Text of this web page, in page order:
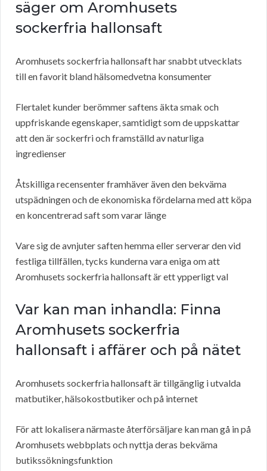
säger om Aromhusets
sockerfria hallonsaft
Aromhusets sockerfria hallonsaft har snabbt utvecklats
till en favorit bland hälsomedvetna konsumenter
Flertalet kunder berömmer saftens äkta smak och
uppfriskande egenskaper, samtidigt som de uppskattar
att den är sockerfri och framställd av naturliga
ingredienser
Åtskilliga recensenter framhäver även den bekväma
utspädningen och de ekonomiska fördelarna med att köpa
en koncentrerad saft som varar länge
Vare sig de avnjuter saften hemma eller serverar den vid
festliga tillfällen, tycks kunderna vara eniga om att
Aromhusets sockerfria hallonsaft är ett ypperligt val
Var kan man inhandla: Finna
Aromhusets sockerfria
hallonsaft i affärer och på nätet
Aromhusets sockerfria hallonsaft är tillgänglig i utvalda
matbutiker, hälsokostbutiker och på internet
För att lokalisera närmaste återförsäljare kan man gå in på
Aromhusets webbplats och nyttja deras bekväma
butikssökningsfunktion